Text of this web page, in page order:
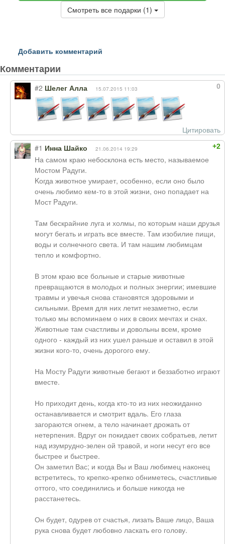
Смотреть все подарки (1)
Добавить комментарий
Комментарии
0
#2 Шелег Алла 15.07.2015 11:03
Цитировать
+2
#1 Инна Шайко 21.06.2014 19:29
На самом краю небосклона есть место, называемое
Мостом Pадуги.
Kогда животное умирает, особенно, если оно было
очень любимо кем-то в этой жизни, оно попадает на
Мост Pадуги.
Там бескрайние луга и холмы, по которым наши друзья
могут бегать и играть все вместе. Там изобилие пищи,
воды и солнечного света. И там нашим любимцам
тепло и комфортно.
В этом краю все больные и старые животные
превращаются в молодых и полных энергии; имевшие
травмы и увечья снова становятся здоровыми и
сильными. Время для них летит незаметно, если
только мы вспоминаем о них в своих мечтах и снах.
Животные там счастливы и довольны всем, кроме
одного - каждый из них ушел раньше и оставил в этой
жизни кого-то, очень дорогого ему.
На Мосту Pадуги животные бегают и беззаботно играют
вместе.
Но приходит день, когда кто-то из них неожиданно
останавливается и смотрит вдаль. Его глаза
загораются огнем, а тело начинает дрожать от
нетерпения. Вдруг он покидает своих собратьев, летит
над изумрудно-зелен ой травой, и ноги несут его все
быстрее и быстрее.
Он заметил Вас; и когда Вы и Ваш любимец наконец
встретитесь, то крепко-крепко обниметесь, счастливые
оттого, что соединились и больше никогда не
расстанетесь.
Он будет, oдурев от счастья, лизать Ваше лицо, Ваша
рука снова будет любовно ласкать его голову.